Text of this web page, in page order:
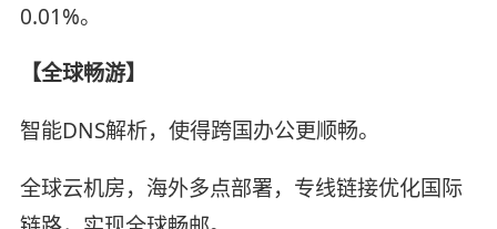
0.01%。
【全球畅游】
智能DNS解析，使得跨国办公更顺畅。
全球云机房，海外多点部署，专线链接优化国际